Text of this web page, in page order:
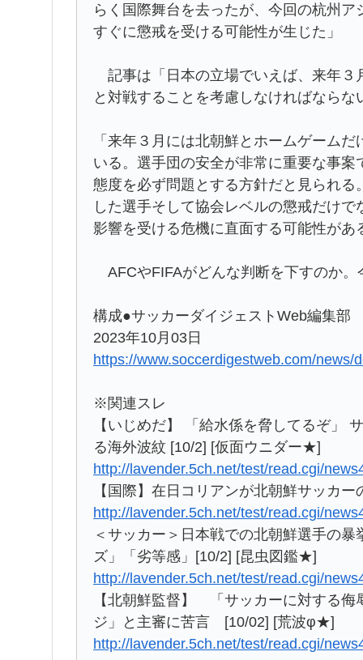
らく国際舞台を去ったが、今回の杭州
すぐに懲戒を受ける可能性が生じた」
記事は「日本の立場でいえば、来年３
と対戦することを考慮しなければなら
「来年３月には北朝鮮とホームゲーム
いる。選手団の安全が非常に重要な事
態度を必ず問題とする方針だと見られ
した選手そして協会レベルの懲戒だけ
影響を受ける危機に直面する可能性があ
AFCやFIFAがどんな判断を下すのか。
構成●サッカーダイジェストWeb編集部
2023年10月03日
https://www.soccerdigestweb.com/news/
※関連スレ
【いじめだ】 「給水係を脅してるぞ」
る海外波紋 [10/2] [仮面ウニダー★]
http://lavender.5ch.net/test/read.cgi/
【国際】在日コリアンが北朝鮮サッカ
http://lavender.5ch.net/test/read.cgi/
＜サッカー＞日本戦での北朝鮮選手の
ズ」「劣等感」[10/2] [昆虫図鑑★]
http://lavender.5ch.net/test/read.cgi/
【北朝鮮監督】 「サッカーに対する
ジ」と主審に苦言 [10/02] [荒波φ★]
http://lavender.5ch.net/test/read.cgi/